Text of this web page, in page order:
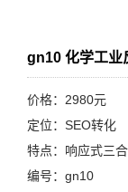
gn10 化学工业
价格：2980元
定位：SEO转化
特点：响应式三
编号：gn10